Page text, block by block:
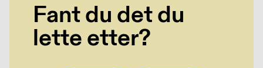
Fant du det du
lette etter?